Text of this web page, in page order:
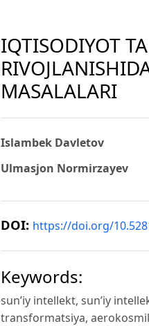
IQTISODIYOT
MASALALARI
Islambek Davletov
Ulmasjon Normirzayev
DOI: https://doi.org/
Keywords:
sun’iy intellekt, sun’iy
transformatsiya,